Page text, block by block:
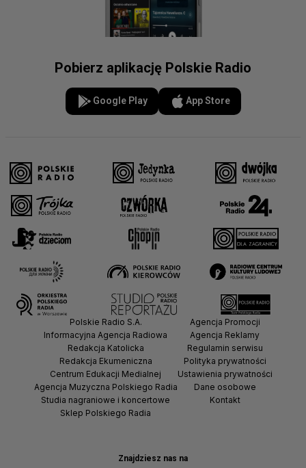
Pobierz aplikację Polskie Radio
Google Play App Store
Znajdziesz nas na
Polskie Radio S.A.
Informacyjna Agencja Radiowa
Redakcja Katolicka
Redakcja Ekumeniczna
Centrum Edukacji Medialnej
Agencja Muzyczna Polskiego Radia
Studia nagraniowe i koncertowe
Sklep Polskiego Radia
Agencja Promocji
Agencja Reklamy
Regulamin serwisu
Polityka prywatności
Ustawienia prywatności
Dane osobowe
Kontakt